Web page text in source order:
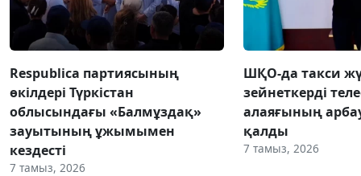
Respublica партиясының
өкілдері Түркістан
облысындағы «Балмұздақ»
зауытының ұжымымен
кездесті
7 тамыз, 2026
ШҚО-да такси
зейнеткерді
алаяғының
қалды
7 тамыз, 2026